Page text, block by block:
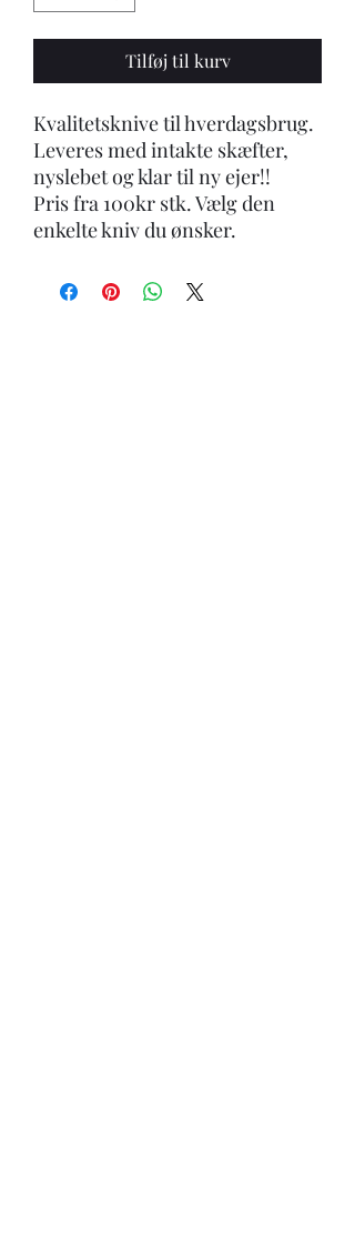
Tilføj til kurv
Kvalitetsknive til hverdagsbrug.
Leveres med intakte skæfter,
nyslebet og klar til ny ejer!!
Pris fra 100kr stk. Vælg den
enkelte kniv du ønsker.